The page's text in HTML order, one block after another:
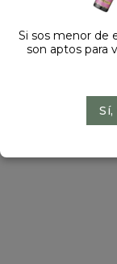
Si sos menor de
son aptos para